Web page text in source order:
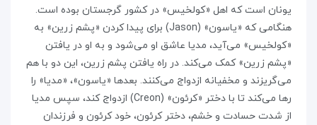
یونان است که اهل «کولخیس» در کشور گرجستان بوده است.
هنگامی که «یاسون» (Jason) برای پیدا کردن «پشم زرین» به
«کولخیس» می‌آید، مدیا عاشق او می‌شود و به او در یافتن
«پشم زرین» کمک می‌کند. در راه یافتن پشم زرین، این دو با هم
می‌گریزند و مخفیانه ازدواج می‌کنند. بعدها «یاسون»، «مدیا» را
رها می‌کند تا با دختر «کرئون» (Creon) ازدواج کند، سپس مدیا
از شدت حسادت و خشم، دختر کرئون، خود کرئون و فرزندان